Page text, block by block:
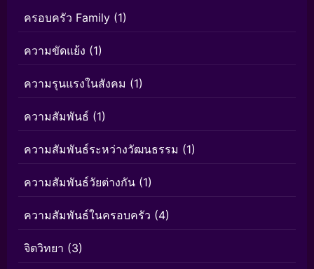
ครอบครัว Family (1)
ความขัดแย้ง (1)
ความรุนแรงในสังคม (1)
ความสัมพันธ์ (1)
ความสัมพันธ์ระหว่างวัฒนธรรม (1)
ความสัมพันธ์วัยต่างกัน (1)
ความสัมพันธ์ในครอบครัว (4)
จิตวิทยา (3)